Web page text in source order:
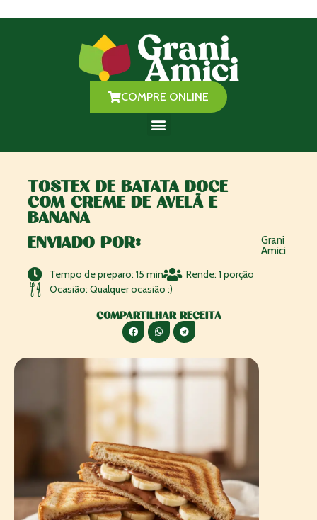
pelo Brasil!Saiba mais aqui
COMPRE ONLINE
TOSTEX DE BATATA DOCE
COM CREME DE AVELÃ E
BANANA
ENVIADO POR:
Grani
Amici
Tempo de preparo: 15 min
Rende: 1 porção
Ocasião: Qualquer ocasião :)
COMPARTILHAR RECEITA